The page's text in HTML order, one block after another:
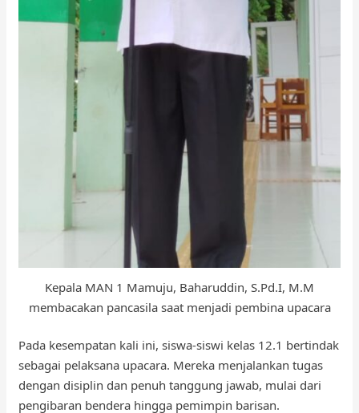
Kepala MAN 1 Mamuju, Baharuddin, S.Pd.I, M.M
membacakan pancasila saat menjadi pembina upacara
Pada kesempatan kali ini, siswa-siswi kelas 12.1 bertindak
sebagai pelaksana upacara. Mereka menjalankan tugas
dengan disiplin dan penuh tanggung jawab, mulai dari
pengibaran bendera hingga pemimpin barisan.